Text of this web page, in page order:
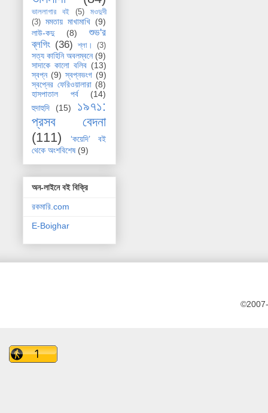
ভাললাগার বই (5)
মওদুদী
(3)
মমতায় মাখামাখি (9)
লাউ-কদু
(8)
শুভ'র
ব্লগিং (36) শ্লা। (3)
সত্য কাহিনি অবলম্বনে (9)
সাদাকে কালো বলিব (13)
স্বপ্ন (9) স্বপ্নভংগ (9)
স্বপ্নের ফেরিওয়ালারা (8)
হাসপাতাল পর্ব
(14)
হুদাহুদি
(15)
১৯৭১:
প্রসব বেদনা
(111)
‘কয়েদি’ বই
থেকে অংশবিশেষ (9)
অন-লাইনে বই বিক্রি
রকমারি.com
E-Boighar